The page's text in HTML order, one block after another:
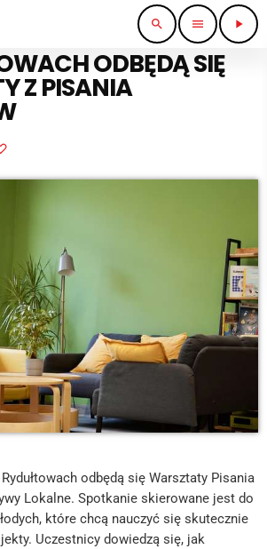
search menu play_arrow
ODBĘDĄ SIĘ
Z PISANIA
odbędą się Warsztaty Pisania
Lokalne. Spotkanie skierowane jest do
które chcą nauczyć się skutecznie
Uczestnicy dowiedzą się, jak